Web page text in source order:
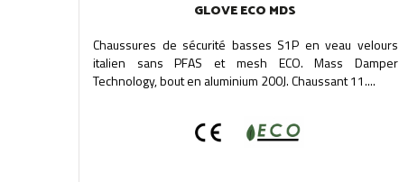
GLOVE ECO MDS
Chaussures de sécurité basses S1P en veau velours
italien sans PFAS et mesh ECO. Mass Damper
Technology, bout en aluminium 200J. Chaussant 11....